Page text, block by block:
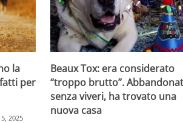
la
per
2025
Beaux Tox: era considerato
“troppo brutto”.
senza viveri, ha trovato una
nuova casa